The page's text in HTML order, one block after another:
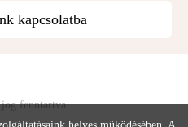
kapcsolatba
fenntartva